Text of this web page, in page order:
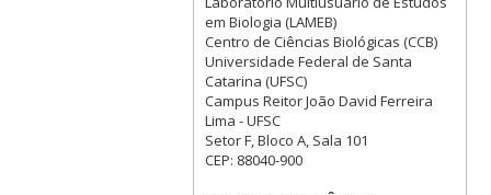
em Biologia (LAMEB)
Centro de Ciências Biológicas (CCB)
Universidade Federal de Santa
Catarina (UFSC)
Campus Reitor João David Ferreira
Lima - UFSC
Setor F, Bloco A, Sala 101
CEP: 88040-900